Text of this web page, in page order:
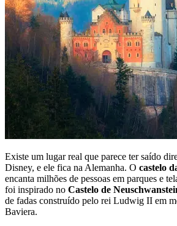
Existe um lugar real que parece ter saído
Disney, e ele fica na Alemanha. O castelo
encanta milhões de pessoas em parques e
foi inspirado no Castelo de
de fadas construído pelo rei Ludwig II em
Baviera.